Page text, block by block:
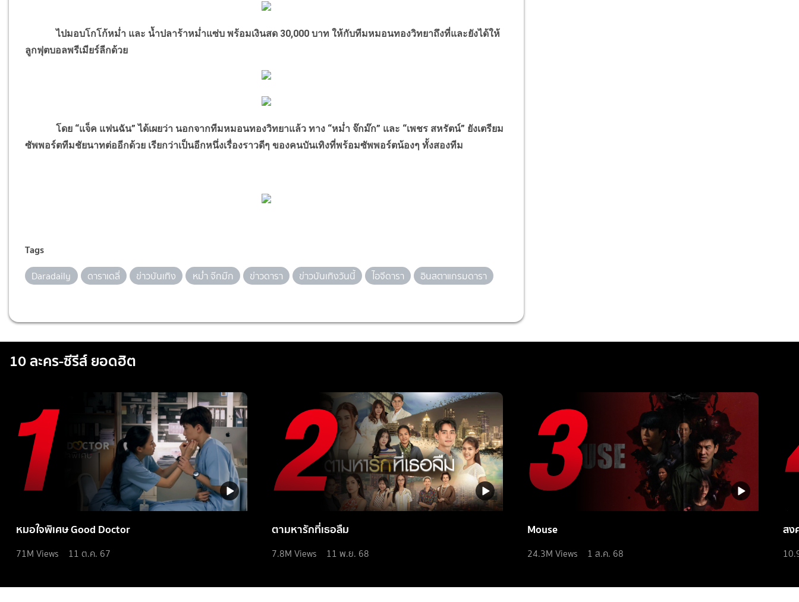
ไปมอบโกโก้หม่ำ และ น้ำปลาร้าหม่ำแซ่บ พร้อมเงินสด 30,000 บาท ให้กับทีมหมอนทองวิทยาถึงที่และยังได้ให้
ลูกฟุตบอลพรีเมียร์ลีกด้วย
โดย “แจ็ค แฟนฉัน” ได้เผยว่า นอกจากทีมหมอนทองวิทยาแล้ว ทาง “หม่ำ จ๊กม๊ก” และ “เพชร สหรัตน์” ยังเตรียม
ซัพพอร์ตทีมชัยนาทต่ออีกด้วย เรียกว่าเป็นอีกหนึ่งเรื่องราวดีๆ ของคนบันเทิงที่พร้อมซัพพอร์ตน้องๆ ทั้งสองทีม
Tags
Daradaily ดาราเดลี่ ข่าวบันเทิง หม่ำ จ๊กม๊ก ข่าวดารา ข่าวบันเทิงวันนี้ ไอจีดารา อินสตาแกรมดารา
10 ละคร-ซีรีส์ ยอดฮิต
หมอใจพิเศษ Good Doctor
71M Views 11 ต.ค. 67
ตามหารักที่เธอลืม
7.8M Views 11 พ.ย. 68
Mouse
24.3M Views 1 ส.ค. 68
สง